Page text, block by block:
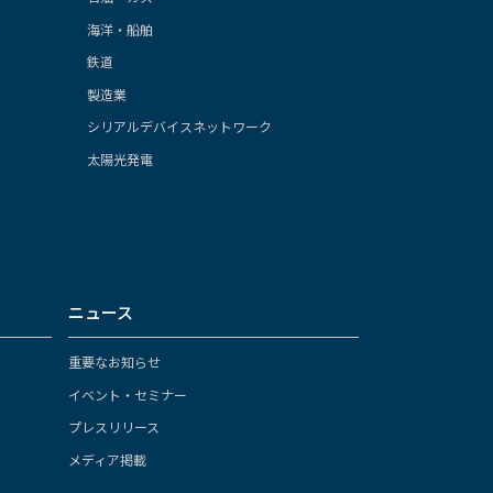
海洋・船舶
鉄道
製造業
シリアルデバイスネットワーク
太陽光発電
ニュース
重要なお知らせ
イベント・セミナー
プレスリリース
メディア掲載